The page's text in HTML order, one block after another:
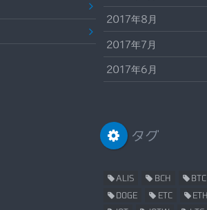
2017年8月
2017年7月
2017年6月
タグ
ALIS BCH BTC
DOGE ETC ETH